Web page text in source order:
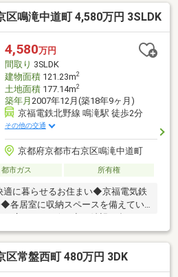
区鳴滝中道町 4,580万円 3SLDK
4,580万円
間取り 3SLDK
建物面積121.23m2
土地面積177.14m2
築年月 2007年12月(築18年9ヶ月)
京福電鉄北野線 鳴滝駅 徒歩2分
その他の交通
京都府京都市右京区鳴滝中道町
都市ガス 所有権
に暮らせるお住まい◆京福電気鉄
各居室に収納スペースを備えてい
す。お気軽にご相談ください！
ト 新丸太町店：550ｍ（徒歩約8
店：550ｍ（徒歩約8分）◇スギ薬
）◇京都常盤郵便局：450ｍ（徒歩
区常盤西町 480万円 3DK